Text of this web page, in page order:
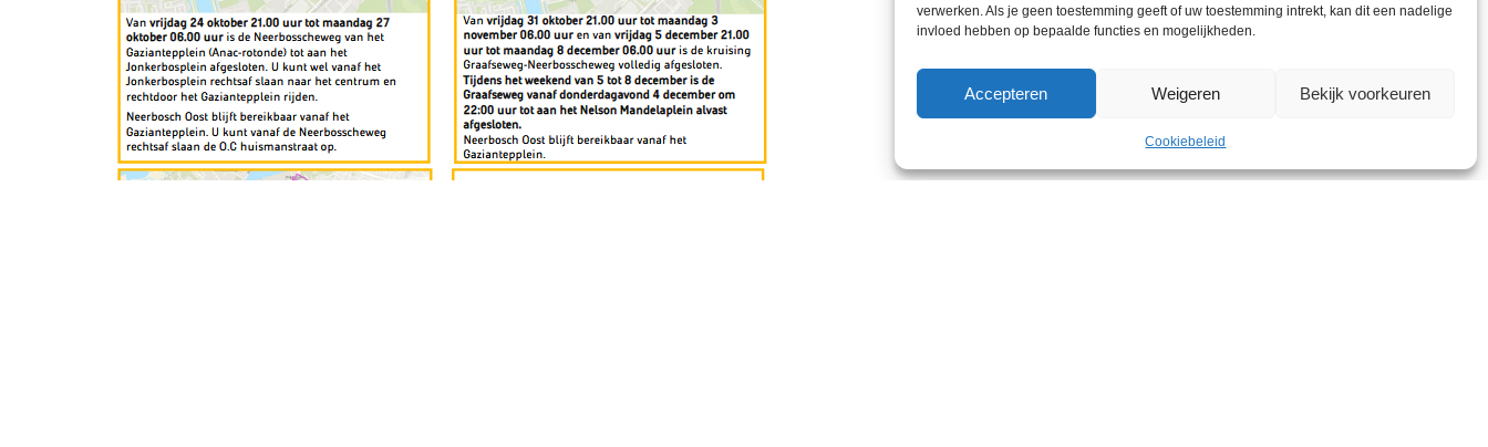
verwerken. Als je geen toestemming geeft of uw toestemming intrekt, kan dit een nadelige
invloed hebben op bepaalde functies en mogelijkheden.
Accepteren Weigeren Bekijk voorkeuren
Cookiebeleid